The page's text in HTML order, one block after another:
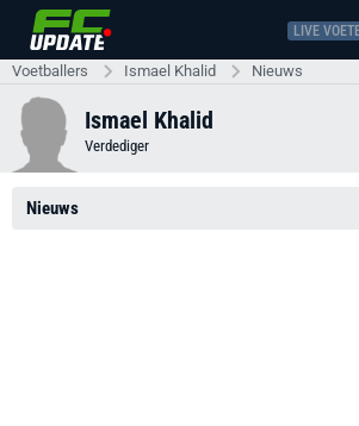
LIVE
Voetballers Ismael Khalid Nieuws
Ismael Khalid
Verdediger
Nieuws